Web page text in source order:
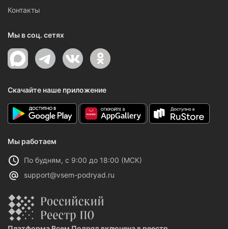
Контакты
Мы в соц. сетях
Скачайте наше приложение
Мы работаем
По будням, с 9:00 до 18:00 (МСК)
support@vsem-podryad.ru